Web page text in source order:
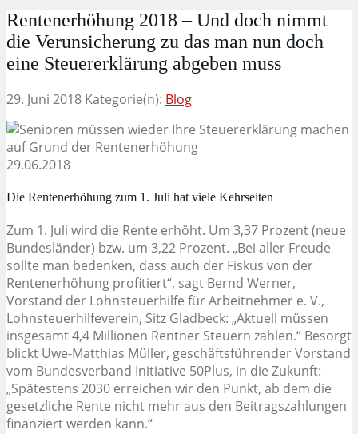
Rentenerhöhung 2018 – Und doch nimmt
die Verunsicherung zu das man nun doch
eine Steuererklärung abgeben muss
29. Juni 2018 Kategorie(n): Blog
29.06.2018
Die Rentenerhöhung zum 1. Juli hat viele Kehrseiten
Zum 1. Juli wird die Rente erhöht. Um 3,37 Prozent (neue
Bundesländer) bzw. um 3,22 Prozent. „Bei aller Freude
sollte man bedenken, dass auch der Fiskus von der
Rentenerhöhung profitiert“, sagt Bernd Werner,
Vorstand der Lohnsteuerhilfe für Arbeitnehmer e. V.,
Lohnsteuerhilfeverein, Sitz Gladbeck: „Aktuell müssen
insgesamt 4,4 Millionen Rentner Steuern zahlen.“ Besorgt
blickt Uwe-Matthias Müller, geschäftsführender Vorstand
vom Bundesverband Initiative 50Plus, in die Zukunft:
„Spätestens 2030 erreichen wir den Punkt, ab dem die
gesetzliche Rente nicht mehr aus den Beitragszahlungen
finanziert werden kann.“